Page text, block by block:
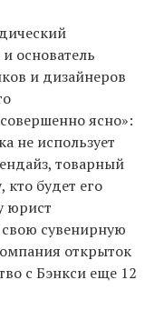
основатель
и дизайнеров
ясно»:
не использует
товарный
будет его
юрист
свою сувенирную
открыток
с Бэнкси еще 12